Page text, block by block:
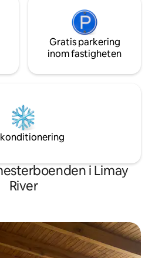
Gratis parkering
inom fastigheten
i Limay
River